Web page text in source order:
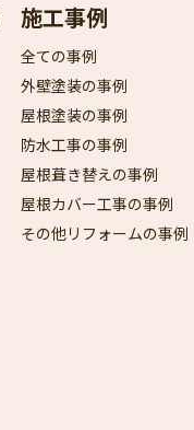
施工事例
全ての事例
外壁塗装の事例
屋根塗装の事例
防水工事の事例
屋根葺き替えの事例
屋根カバー工事の事例
その他リフォームの事例